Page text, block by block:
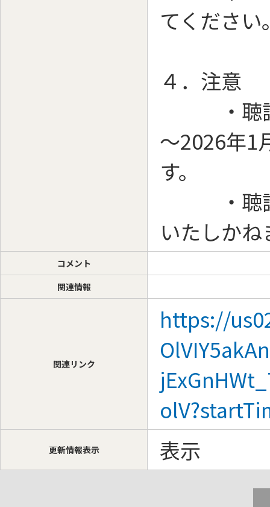
てください
４．注意
・聴講
～2026年1
す。
・聴講
いたしか
コメント
関連情報
関連リンク
https://
更新情報表示 表示